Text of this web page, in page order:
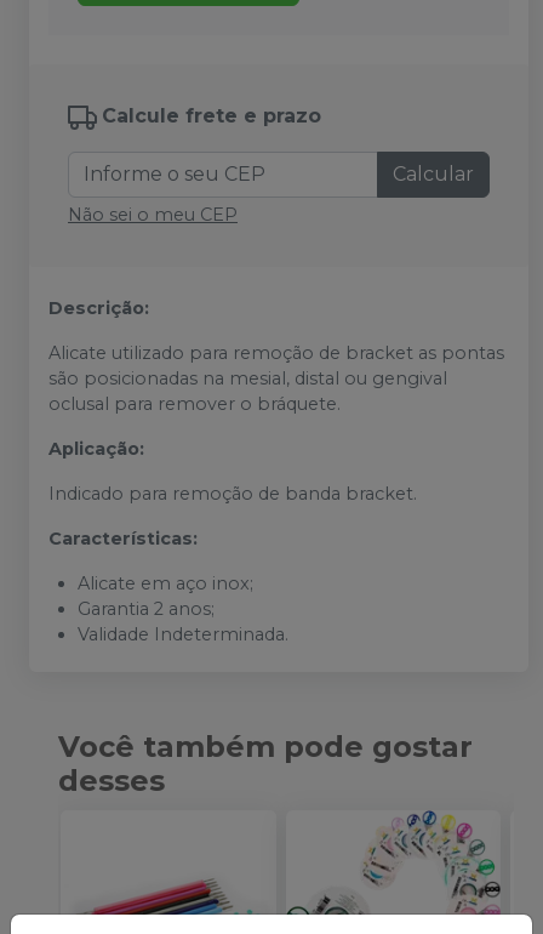
Calcule frete e prazo
Calcular
Não sei o meu CEP
Descrição:
Alicate utilizado para remoção de bracket as pontas
são posicionadas na mesial, distal ou gengival
oclusal para remover o bráquete.
Aplicação:
Indicado para remoção de banda bracket.
Características:
Alicate em aço inox;
Garantia 2 anos;
Validade Indeterminada.
Você também pode gostar
desses